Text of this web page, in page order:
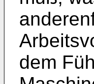
dem